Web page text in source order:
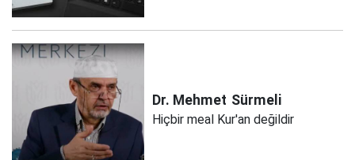
Dr. Mehmet Sürmeli
Hiçbir meal Kur'an değildir